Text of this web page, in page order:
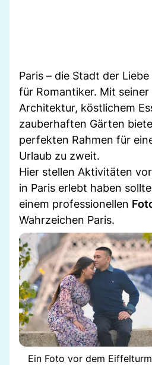
Paris – die Stadt der
für Romantiker. Mit
Architektur, köstlichem
zauberhaften Gärten
perfekten Rahmen für
Urlaub zu zweit.
Hier stellen Aktivitäten
in Paris erlebt haben
einem professionellen
Wahrzeichen Paris.
Ein Foto vor dem